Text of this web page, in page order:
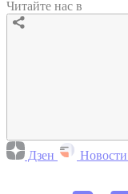
Читайте нас в
Дзен Новости